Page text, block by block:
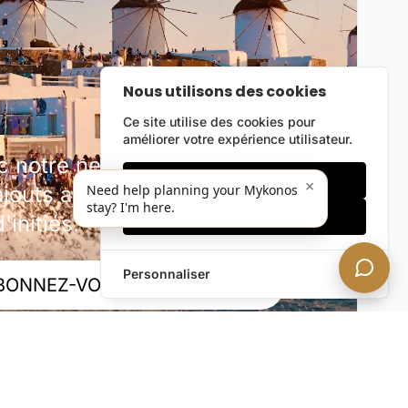
notre newsletter discrète.
au portefeuille, offres
VOUS MAINTENANT !
Nous utilisons des cookies
Ce site utilise des cookies pour
améliorer votre expérience utilisateur.
Personnaliser
Need help planning your Mykonos
stay? I'm here.
×